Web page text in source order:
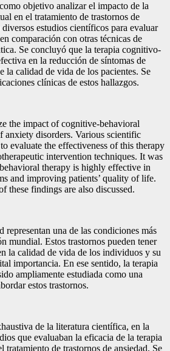
objetivo analizar el impacto de la
en el tratamiento de trastornos de
estudios científicos para evaluar
comparación con otras técnicas de
Se concluyó que la terapia cognitivo-
en la reducción de síntomas de
la calidad de vida de los pacientes. Se
clínicas de estos hallazgos.
the impact of cognitive-behavioral
anxiety disorders. Various scientific
evaluate the effectiveness of this therapy
intervention techniques. It was
therapy is highly effective in
and improving patients’ quality of life.
these findings are also discussed.
representan una de las condiciones más
mundial. Estos trastornos pueden tener
la calidad de vida de los individuos y su
importancia. En ese sentido, la terapia
ampliamente estudiada como una
estos trastornos.
de la literatura científica, en la
que evaluaban la eficacia de la terapia
de trastornos de ansiedad. Se